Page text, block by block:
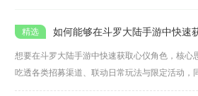
如何能够在斗罗大陆手游中快速
想要在斗罗大陆手游中快速获取心仪角色，核心
吃透各类招募渠道、联动日常玩法与限定活动，
与兑换